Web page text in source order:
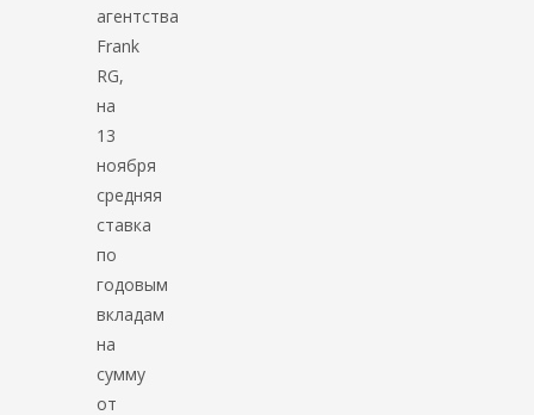
агентства
Frank
RG,
на
13
ноября
средняя
ставка
по
годовым
вкладам
на
сумму
от